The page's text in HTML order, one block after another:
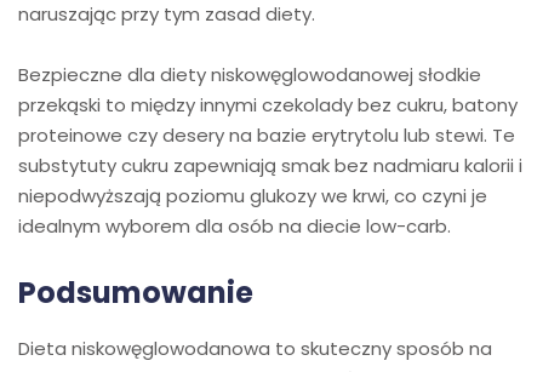
naruszając przy tym zasad diety.
Bezpieczne dla diety niskowęglowodanowej słodkie
przekąski to między innymi czekolady bez cukru, batony
proteinowe czy desery na bazie erytrytolu lub stewi. Te
substytuty cukru zapewniają smak bez nadmiaru kalorii i
niepodwyższają poziomu glukozy we krwi, co czyni je
idealnym wyborem dla osób na diecie low-carb.
Podsumowanie
Dieta niskowęglowodanowa to skuteczny sposób na